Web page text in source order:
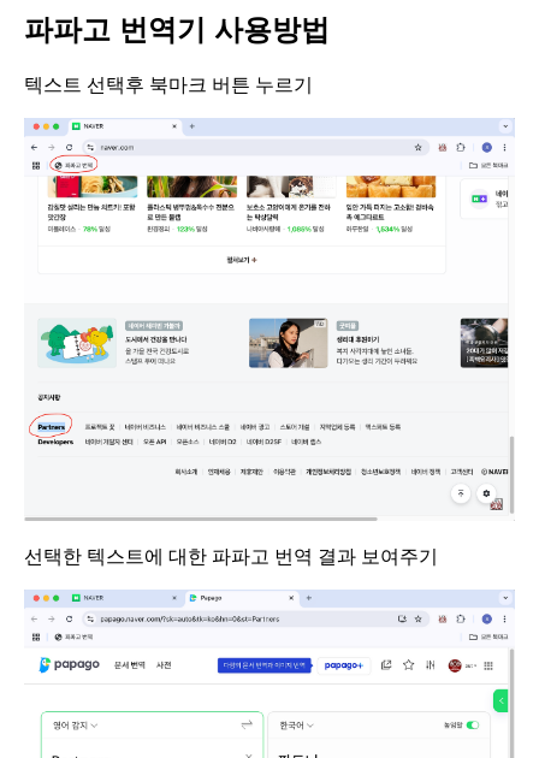
파파고 번역기 사용방법
텍스트 선택후 북마크 버튼 누르기
선택한 텍스트에 대한 파파고 번역 결과 보여주기